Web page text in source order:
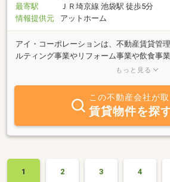
最寄駅
ＪＲ埼京線 池袋駅 徒歩5分
情報提供元
アットホーム
アイ・コーポレーションは、不動産賃貸管
ルティング事業やリフォーム事業や飲食事
私たちはお客様に有益な「情報（
「任せてよかった」「ありがとう」をいた
ます。空室が目立つようになった昨今、賃
んが増えたように感じます。そんなオーナ
めたいとお考えのオーナー様、そして新た
い方々の「困りごと」に応えるため、適切
な時間をより豊かにする体験を提供し、笑
大切にしています。不動産、リフォーム、
もっと見る
この不動産会社が取
賃貸物件を探
1 2 3 4